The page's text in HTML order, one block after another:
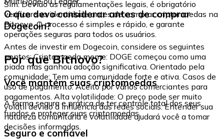
Sim. Devido às regulamentações legais, é obrigatório
verificar sua identidade antes de comprar criptomoedas na
Bitnovo. O processo é simples e rápido, e garante
operações seguras para todos os usuários.
O que devo considerar antes de comprar
Dogecoin?
Antes de investir em Dogecoin, considere os seguintes
pontos: Criptomoeda meme: DOGE começou como uma
piada mas ganhou adoção significativa. Orientado pela
comunidade: Tem uma comunidade forte e ativa. Casos de
uso de pagamento: Aceito por vários comerciantes para
pagamentos. Alta volatilidade: O preço pode ser muito
volátil devido à influência das redes sociais. Entender sua
natureza comunitária e volatilidade ajudará você a tomar
decisões informadas.
Por que Bitnovo?
Você mantém suas criptomoedas
A forma segura e prática de ter controle total dos seus
fundos e proteger suas criptomoedas.
Seguro e confiável